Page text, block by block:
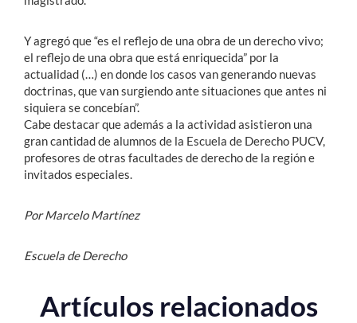
Y agregó que “es el reflejo de una obra de un derecho vivo;
el reflejo de una obra que está enriquecida” por la
actualidad (…) en donde los casos van generando nuevas
doctrinas, que van surgiendo ante situaciones que antes ni
siquiera se concebían”.
Cabe destacar que además a la actividad asistieron una
gran cantidad de alumnos de la Escuela de Derecho PUCV,
profesores de otras facultades de derecho de la región e
invitados especiales.
Por Marcelo Martínez
Escuela de Derecho
Artículos relacionados